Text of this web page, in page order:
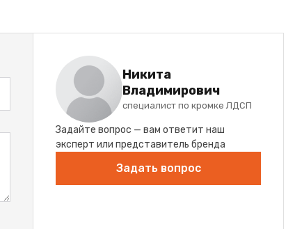
Никита
Владимирович
специалист по кромке ЛДСП
Задайте вопрос — вам ответит наш
эксперт или представитель бренда
Задать вопрос